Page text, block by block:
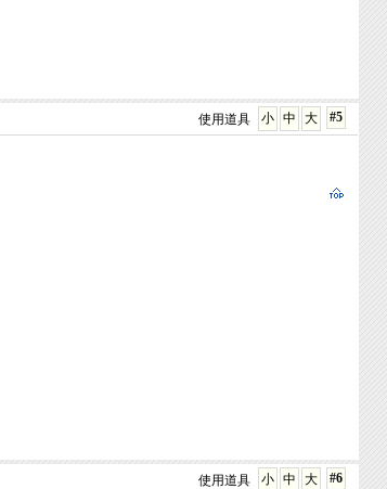
#5
大
中
小
使用道具
#6
大
中
小
使用道具